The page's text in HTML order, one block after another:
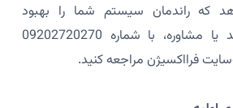
که راندمان سیستم شما را بهبود
می‌بخشند. برای خرید یا مشاوره، با شماره 09202720270
فرااکسیژن مراجعه کنید.